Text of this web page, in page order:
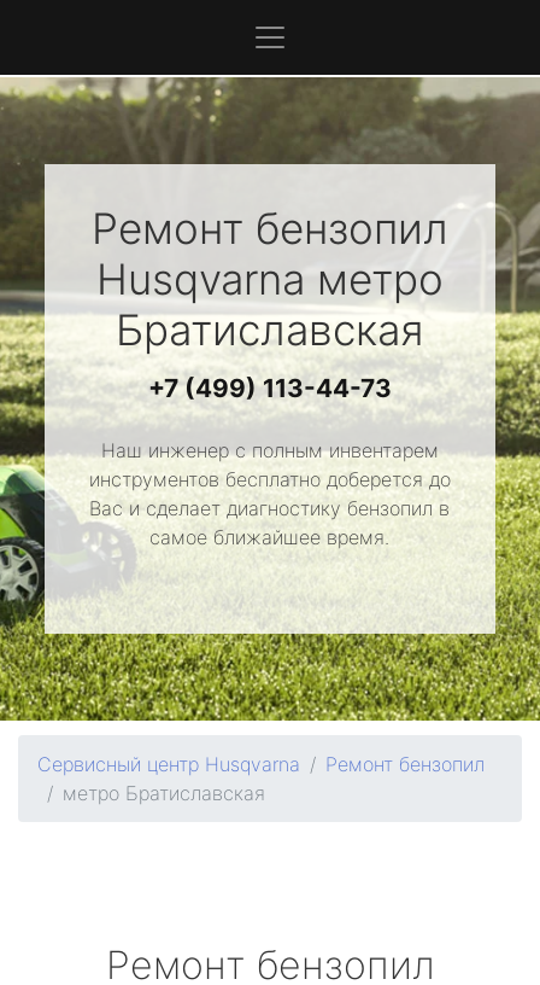
Ремонт бензопил
Husqvarna метро
Братиславская
+7 (499) 113-44-73
Наш инженер с полным инвентарем
инструментов бесплатно доберется до
Вас и сделает диагностику бензопил в
самое ближайшее время.
Сервисный центр Husqvarna
Ремонт бензопил
метро Братиславская
Ремонт бензопил